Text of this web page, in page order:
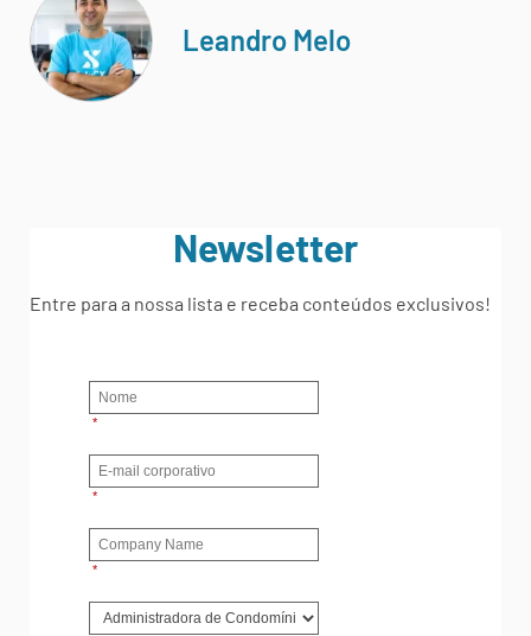
Leandro Melo
Newsletter
Entre para a nossa lista e receba conteúdos exclusivos!